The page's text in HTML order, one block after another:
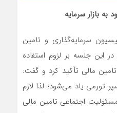
بازار سرمایه
سرمایه‌گذاری و تامین
این جلسه بر لزوم استفاده
تامین مالی تأکید کرد و گفت:
تورمی یاد می‌شود؛ لذا لازم
اجتماعی تامین مالی